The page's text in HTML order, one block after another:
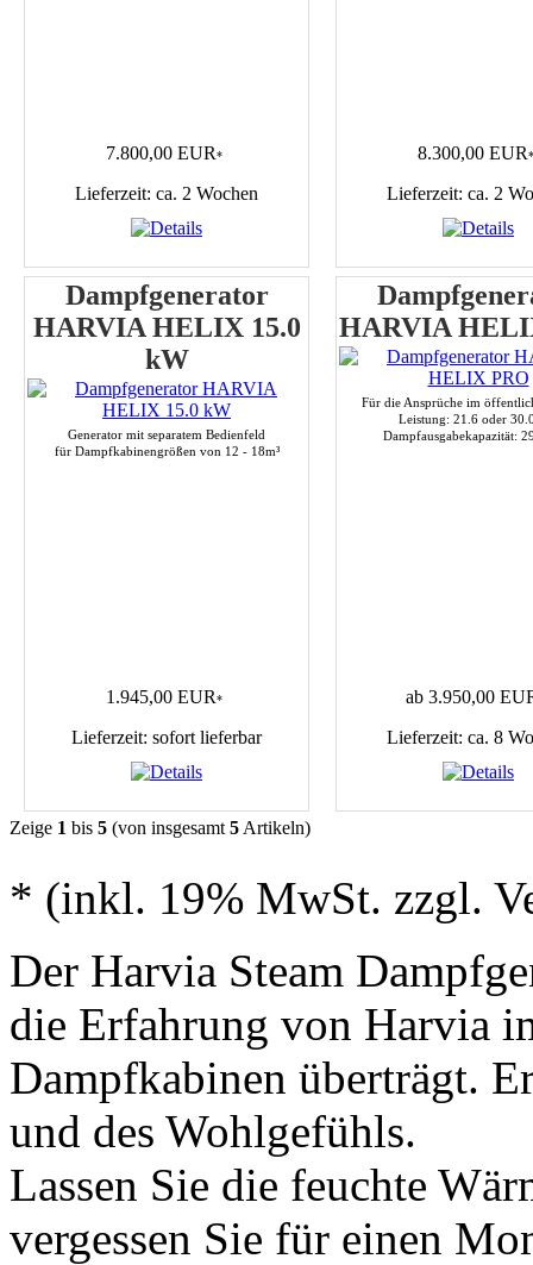
7.800,00 EUR*
Lieferzeit: ca. 2 Wochen
8.300,00 EUR*
Lieferzeit: ca. 2
Dampfgenerator
HARVIA HELIX 15.0
kW
Generator mit separatem Bedienfeld
für Dampfkabinengrößen von 12 - 18m³
1.945,00 EUR*
Lieferzeit: sofort lieferbar
HARVIA
Für die Ansprüche im
Leistung: 21.6 oder
Dampfausgabekapazität:
ab 3.950,00
Lieferzeit: ca. 8
Zeige 1 bis 5 (von insgesamt 5 Artikeln)
* (inkl. 19% MwSt. zzgl.
Der Harvia Steam
die Erfahrung von Harvia
Dampfkabinen überträgt.
und des Wohlgefühls.
Lassen Sie die feuchte
vergessen Sie für einen